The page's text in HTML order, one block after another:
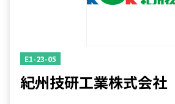
E1-23-05
紀州技研工業株式会社